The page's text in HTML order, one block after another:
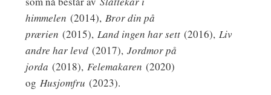
himmelen (2014), Bror din på
prærien (2015), Land ingen har sett (2016), Liv
andre har levd(2017), Jordmor på
jorda (2018), Felemakaren (2020)
og Husjomfru (2023).